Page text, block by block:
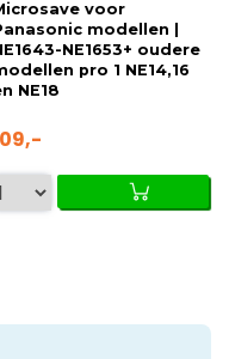
voor
modellen |
NE1653+ oudere
pro 1 NE14,16
NE18